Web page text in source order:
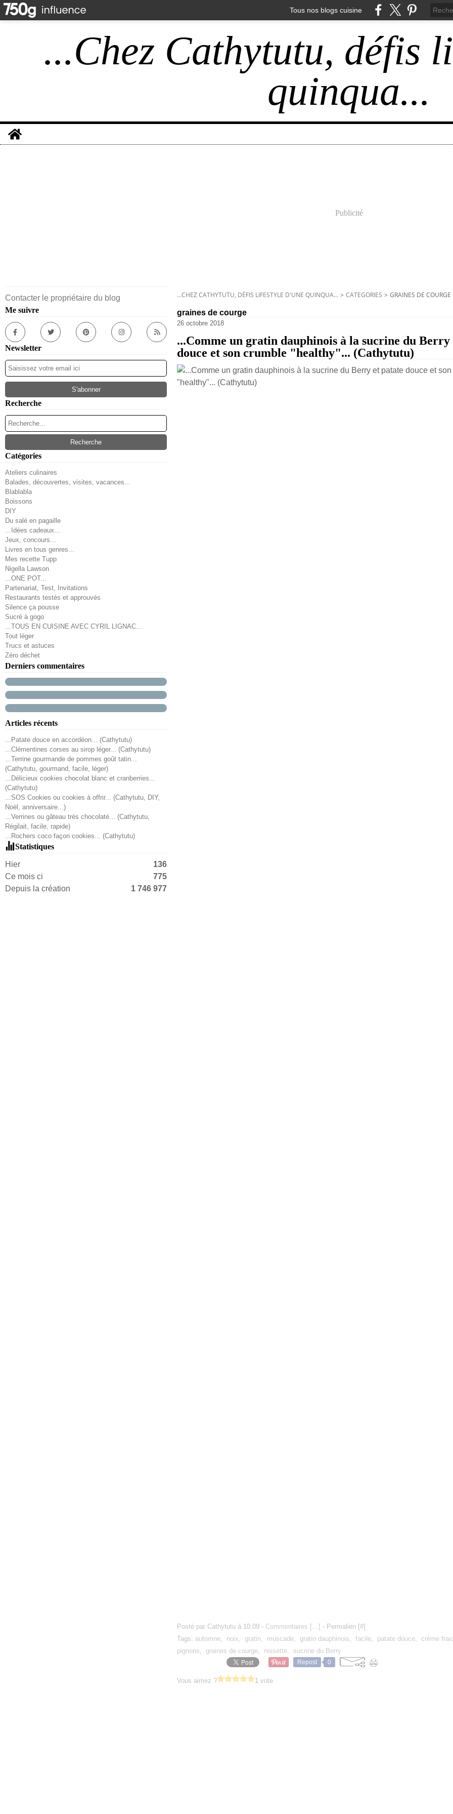
Tous nos blogs cuisine
...Chez Cathytutu, défis
quinqua...
Home
Publicité
Contacter le propriétaire du blog
Me suivre
Newsletter
Recherche
Catégories
Ateliers culinaires
Balades, découvertes, visites, vacances...
Blablabla
Boissons
DIY
Du salé en pagaille
...Idées cadeaux...
Jeux, concours...
Livres en tous genres...
Mes recette Tupp
Nigella Lawson
...ONE POT...
Partenariat, Test, Invitations
Restaurants testés et approuvés
Silence ça pousse
Sucré à gogo
...TOUS EN CUISINE AVEC CYRIL LIGNAC...
Tout léger
Trucs et astuces
Zéro déchet
Derniers commentaires
Articles récents
...Patate douce en accordéon... (Cathytutu)
...Clémentines corses au sirop léger... (Cathytutu)
...Terrine gourmande de pommes goût tatin...
(Cathytutu, gourmand, facile, léger)
...Délicieux cookies chocolat blanc et cranberries...
(Cathytutu)
...SOS Cookies ou cookies à offrir... (Cathytutu, DIY,
Noël, anniversaire...)
...Verrines ou gâteau très chocolaté... (Cathytutu,
Régilait, facile, rapide)
...Rochers coco façon cookies... (Cathytutu)
Statistiques
Hier
136
Ce mois ci
775
Depuis la création
1 746 977
...CHEZ CATHYTUTU, DÉFIS LIFESTYLE D'UNE QUINQUA... > CATEGORIES > GRAINES DE COURGE
graines de courge
26 octobre 2018
...Comme un gratin dauphinois à la sucrine du Berry
douce et son crumble "healthy"... (Cathytutu)
Posté par Cathytutu à 10:09 - Commentaires [ …] - Permalien [#]
Tags: automne, noix, gratin, muscade, gratin dauphinois, facile, patate douce, crème
pignons, graines de courge, noisette, sucrine du Berry
Repost 0
Vous aimez ? 1 vote